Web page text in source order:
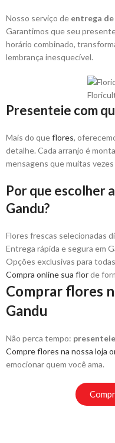
Nosso serviço de entrega
Garantimos que seu
horário combinado,
lembrança inesquecível.
Presenteie com
Mais do queflores,
detalhe. Cada arranjo é
mensagens que muitas
Por que escolher
Gandu?
Flores frescas selecionadas
Entrega rápida e segura em
Opções exclusivas para
Compra online sua florde
Comprar flores
Gandu
Não perca tempo:
Compre flores na nossa loja
emocionar quem você ama.